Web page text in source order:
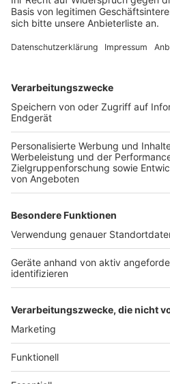
zugeordnet werden. Dabei
Festgenommene versucht
Hauptbahnhof die U-Bahn-
melden unter 0221 229-0 oder
Weitere Themen von
BUND klagt wieder
Lage am Köln/Bonner
Bedburger Schloss:
verlänger
Anzeige